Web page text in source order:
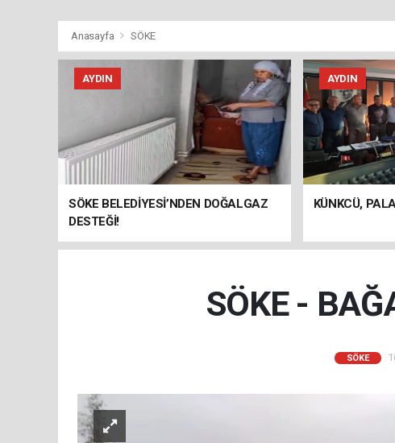
Anasayfa SÖKE
AYDIN
SÖKE BELEDİYESİ’NDEN DOĞALGAZ
DESTEĞİ!
AYDIN
KÜNKCÜ,
SÖKE -
SÖKE